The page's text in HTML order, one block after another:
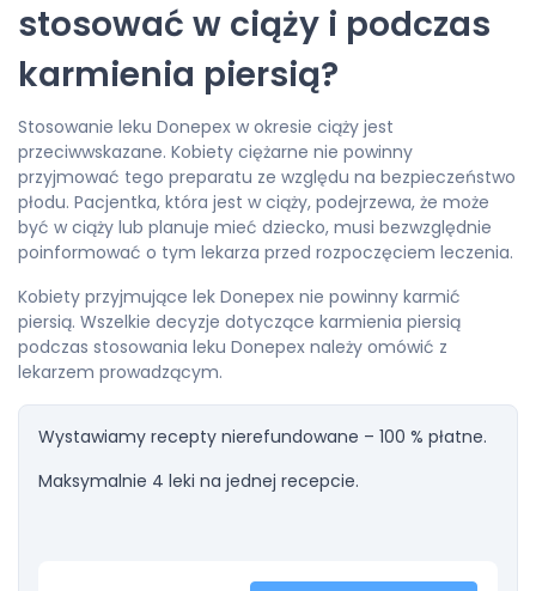
stosować w ciąży i podczas
karmienia piersią?
Stosowanie leku Donepex w okresie ciąży jest
przeciwwskazane. Kobiety ciężarne nie powinny
przyjmować tego preparatu ze względu na bezpieczeństwo
płodu. Pacjentka, która jest w ciąży, podejrzewa, że może
być w ciąży lub planuje mieć dziecko, musi bezwzględnie
poinformować o tym lekarza przed rozpoczęciem leczenia.
Kobiety przyjmujące lek Donepex nie powinny karmić
piersią. Wszelkie decyzje dotyczące karmienia piersią
podczas stosowania leku Donepex należy omówić z
lekarzem prowadzącym.
Wystawiamy recepty nierefundowane – 100 % płatne.
Maksymalnie 4 leki na jednej recepcie.